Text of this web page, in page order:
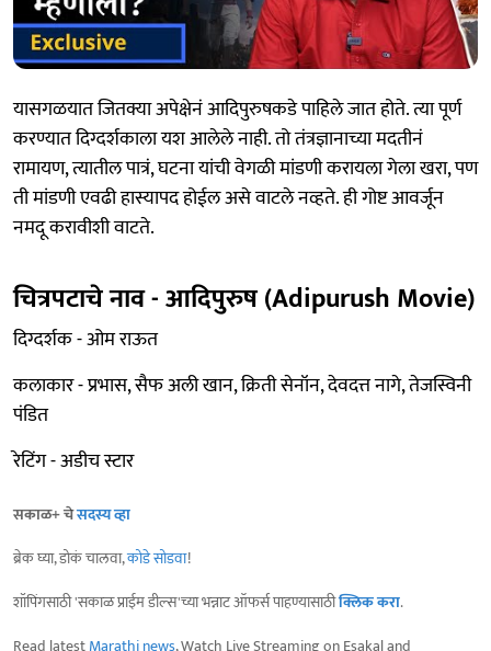
यासगळयात जितक्या अपेक्षेनं आदिपुरुषकडे पाहिले जात होते. त्या पूर्ण
करण्यात दिग्दर्शकाला यश आलेले नाही. तो तंत्रज्ञानाच्या मदतीनं
रामायण, त्यातील पात्रं, घटना यांची वेगळी मांडणी करायला गेला खरा, पण
ती मांडणी एवढी हास्यापद होईल असे वाटले नव्हते. ही गोष्ट आवर्जून
नमदू करावीशी वाटते.
चित्रपटाचे नाव - आदिपुरुष(Adipurush Movie)
दिग्दर्शक - ओम राऊत
कलाकार - प्रभास, सैफ अली खान, क्रिती सेनॉन, देवदत्त नागे, तेजस्विनी
पंडित
रेटिंग - अडीच स्टार
सकाळ+ चेसदस्य व्हा
ब्रेक घ्या, डोकं चालवा,कोडे सोडवा!
शॉपिंगसाठी 'सकाळ प्राईम डील्स'च्या भन्नाट ऑफर्स पाहण्यासाठीक्लिक करा.